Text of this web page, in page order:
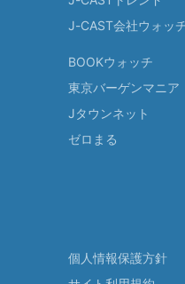
J-CAST会社ウォッ
BOOKウォッチ
東京バーゲンマニア
Jタウンネット
ゼロまる
個人情報保護方針